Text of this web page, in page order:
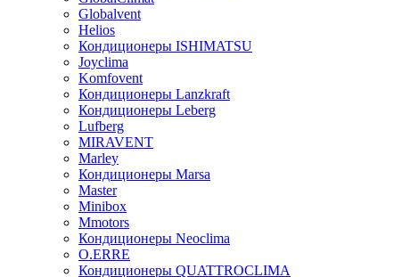
Globalvent
Helios
Кондиционеры ISHIMATSU
Joyclima
Komfovent
Кондиционеры Lanzkraft
Кондиционеры Leberg
Lufberg
MIRAVENT
Marley
Кондиционеры Marsa
Master
Minibox
Mmotors
Кондиционеры Neoclima
O.ERRE
Кондиционеры QUATTROCLIMA